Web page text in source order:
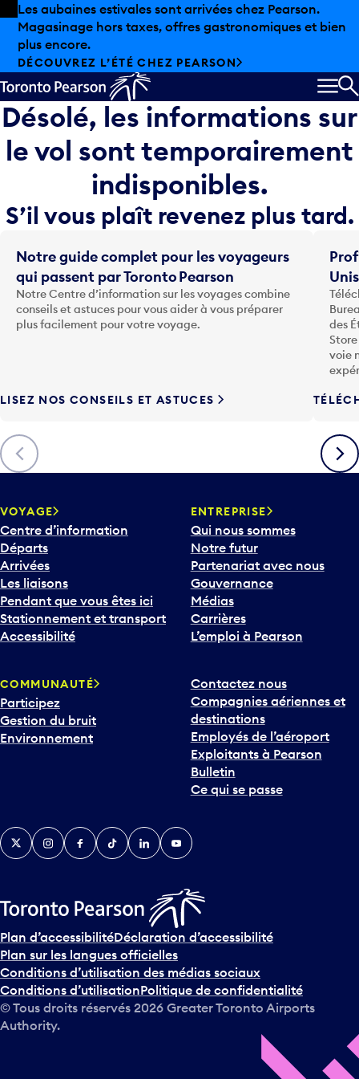
Skip to offers
Passer au contenu principal
Les aubaines estivales sont arrivées chez Pearson.
Magasinage hors taxes, offres gastronomiques et bien
plus encore.
DÉCOUVREZ L’ÉTÉ CHEZ PEARSON
Désolé, les informations sur
le vol sont temporairement
indisponibles.
S’il vous plaît revenez plus tard.
Précédent
Notre guide complet pour les voyageurs
qui passent par Toronto Pearson
Notre Centre d’information sur les voyages combine
conseils et astuces pour vous aider à vous préparer
plus facilement pour votre voyage.
LISEZ NOS CONSEILS ET ASTUCES
des
voie
VOYAGE
Centre d’information
Départs
Arrivées
Les liaisons
Pendant que vous êtes ici
Stationnement et transport
Accessibilité
ENTREPRISE
Qui nous sommes
Notre futur
Partenariat avec nous
Gouvernance
Médias
Carrières
L’emploi à Pearson
COMMUNAUTÉ
Participez
Gestion du bruit
Environnement
Contactez nous
Compagnies aériennes et
destinations
Employés de l’aéroport
Exploitants à Pearson
Bulletin
Ce qui se passe
TwitterInstagramFacebook
TikTokLinkedInYouTube
Plan d’accessibilitéDéclaration d’accessibilité
Plan sur les langues officielles
Conditions d’utilisation des médias sociaux
Conditions d’utilisationPolitique de confidentialité
© Tous droits réservés 2026 Greater Toronto Airports
Authority.